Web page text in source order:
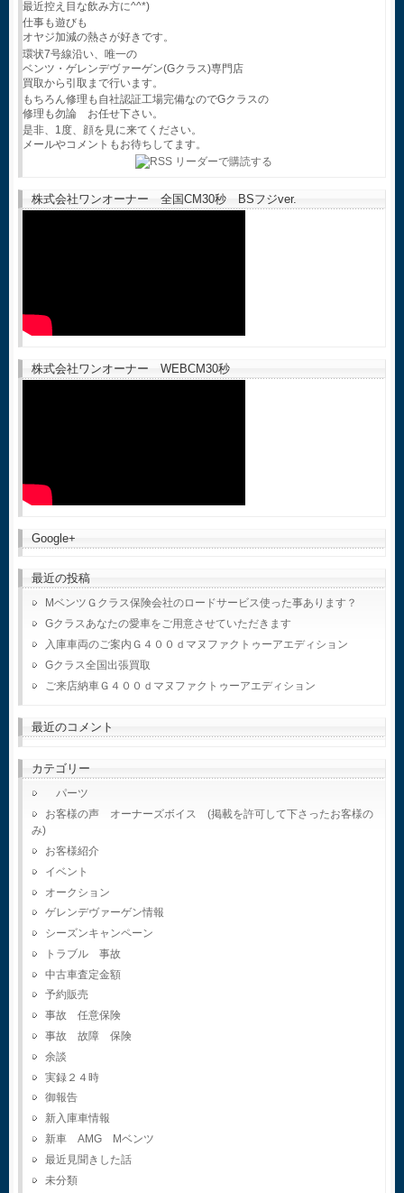
最近控え目な飲み方に^^*)
仕事も遊びも
オヤジ加減の熱さが好きです。
環状7号線沿い、唯一の
ベンツ・ゲレンデヴァーゲン(Gクラス)専門店
買取から引取まで行います。
もちろん修理も自社認証工場完備なのでGクラスの
修理も勿論 お任せ下さい。
是非、1度、顔を見に来てください。
メールやコメントもお待ちしてます。
株式会社ワンオーナー 全国CM30秒 BSフジver.
株式会社ワンオーナー WEBCM30秒
Google+
最近の投稿
MベンツＧクラス保険会社のロードサービス使った事あります？
Gクラスあなたの愛車をご用意させていただきます
入庫車両のご案内Ｇ４００ｄマヌファクトゥーアエディション
Gクラス全国出張買取
ご来店納車Ｇ４００ｄマヌファクトゥーアエディション
最近のコメント
カテゴリー
パーツ
お客様の声 オーナーズボイス (掲載を許可して下さったお客様の
み)
お客様紹介
イベント
オークション
ゲレンデヴァーゲン情報
シーズンキャンペーン
トラブル 事故
中古車査定金額
予約販売
事故 任意保険
事故 故障 保険
余談
実録２４時
御報告
新入庫車情報
新車 AMG Mベンツ
最近見聞きした話
未分類